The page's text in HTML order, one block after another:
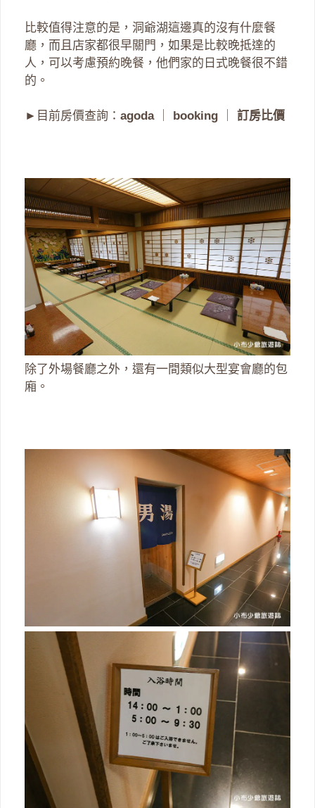
比較值得注意的是，洞爺湖這邊真的沒有什麼餐
廳，而且店家都很早關門，如果是比較晚抵達的
人，可以考慮預約晚餐，他們家的日式晚餐很不錯
的。
►目前房價查詢： agoda｜ booking 訂房比價
除了外場餐廳之外，還有一間類似大型宴會廳的包
廂。